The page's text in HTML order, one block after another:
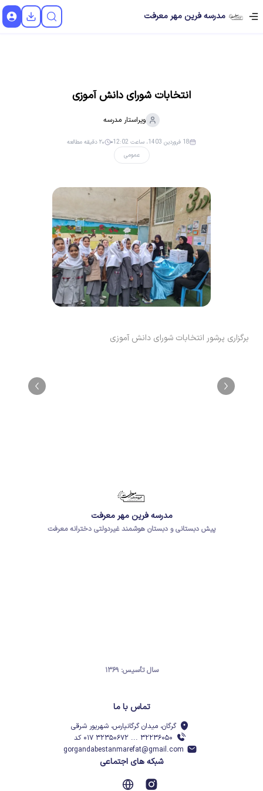
مدرسه فرین مهر معرفت
انتخابات شورای دانش آموزی
ویراستار مدرسه
عمومی
18 فروردین 1403، ساعت 12:02 ۲۰ دقیقه مطالعه
برگزاری پرشور انتخابات شورای دانش آموزی
مدرسه فرین مهر معرفت
پیش دبستانی و دبستان هوشمند غیردولتی دخترانه معرفت
سال تأسیس: ۱۳۶۹
تماس با ما
گرگان، میدان گرگانپارس، شهریور شرقی
۳۲۲۳۶۰۵۰ ... ۳۲۳۵۰۶۷۲ ۰۱۷ کد
gorgandabestanmarefat@gmail.com
شبکه های اجتماعی